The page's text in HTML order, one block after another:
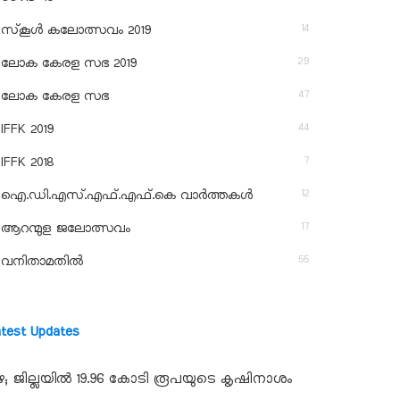
സ്‌കൂള്‍ കലോത്സവം 2019 14
ലോക കേരള സഭ 2019 29
ലോക കേരള സഭ 47
IFFK 2019 44
IFFK 2018 7
ഐ.ഡി.എസ്.എഫ്.എഫ്.കെ വാർത്തകൾ 12
ആറന്മുള ജലോത്സവം 17
വനിതാമതിൽ 55
Updates
ജില്ലയില്‍ 19.96 കോടി രൂപയുടെ കൃഷിനാശം